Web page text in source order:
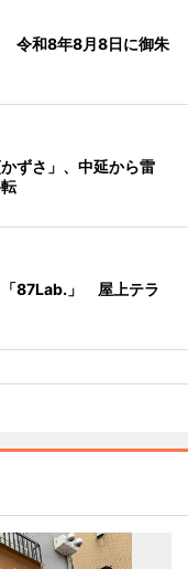
令和8年8月8日に御朱
ずさ」、中延から雷
「87Lab.」 屋上テラ